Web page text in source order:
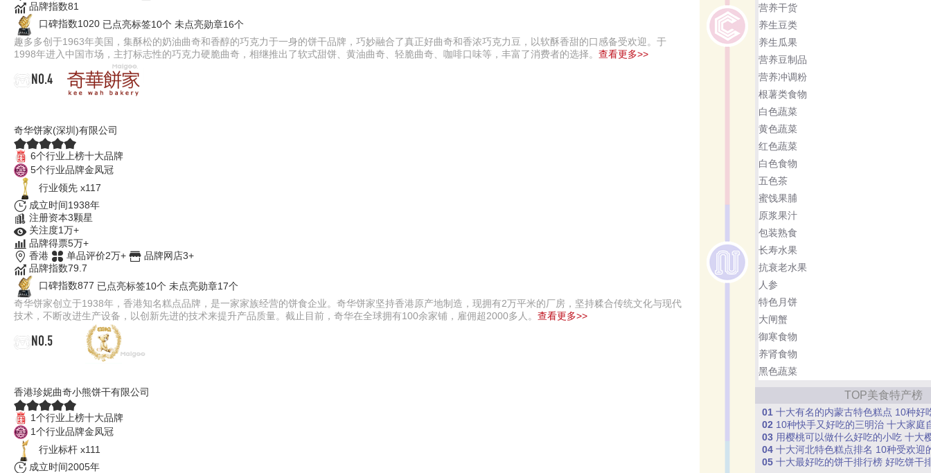
品牌指数81
口碑指数1020 已点亮标签10个 未点亮勋章16个
趣多多创于1963年美国，集酥松的奶油曲奇和香醇的巧克力于一身的饼干品牌，巧妙融合了真正好曲奇和香浓巧克力豆，以软酥香甜的口感备受欢迎。于
1998年进入中国市场，主打标志性的巧克力硬脆曲奇，相继推出了软式甜饼、黄油曲奇、轻脆曲奇、咖啡口味等，丰富了消费者的选择。 查看更多>>
NO.4
奇华饼家(深圳)有限公司
6个行业上榜十大品牌
5个行业品牌金凤冠
行业领先 x117
成立时间1938年
注册资本3颗星
关注度1万+
品牌得票5万+
香港
单品评价2万+
品牌网店3+
品牌指数79.7
口碑指数877 已点亮标签10个 未点亮勋章17个
奇华饼家创立于1938年，香港知名糕点品牌，是一家家族经营的饼食企业。奇华饼家坚持香港原产地制造，现拥有2万平米的厂房，坚持糅合传统文化与现代
技术，不断改进生产设备，以创新先进的技术来提升产品质量。截止目前，奇华在全球拥有100余家铺，雇佣超2000多人。 查看更多>>
NO.5
香港珍妮曲奇小熊饼干有限公司
1个行业上榜十大品牌
1个行业品牌金凤冠
行业标杆 x111
成立时间2005年
营养干货
养生豆类
养生瓜果
营养豆制品
营养冲调粉
根薯类食物
白色蔬菜
黄色蔬菜
红色蔬菜
白色食物
五色茶
蜜饯果脯
原浆果汁
包装熟食
长寿水果
抗衰老水果
人参
特色月饼
大闸蟹
御寒食物
养肾食物
黑色蔬菜
TOP美食特产榜
01 十大有名的内蒙古特色糕点 10种好吃
02 10种快手又好吃的三明治 十大家庭自制三
03 用樱桃可以做什么好吃的小吃 十大
04 十大河北特色糕点排名 10种受欢迎
05 十大最好吃的饼干排行榜 好吃饼干